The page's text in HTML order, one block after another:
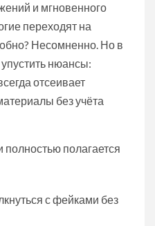
и мгновенного
переходят на
Несомненно. Но в
упустить нюансы:
отсеивает
без учёта
полностью полагается
с фейками без